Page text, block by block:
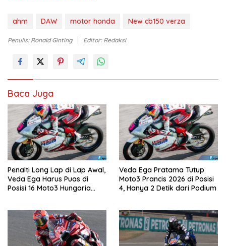
ahm DAW motor honda New cb150 verza
Penulis: Ronald Ginting Editor: Redaksi
Baca Juga
Penalti Long Lap di Lap Awal,
Veda Ega Harus Puas di
Posisi 16 Moto3 Hungaria
Veda Ega Pratama Tutup
Moto3 Prancis 2026 di Posisi
4, Hanya 2 Detik dari Podium